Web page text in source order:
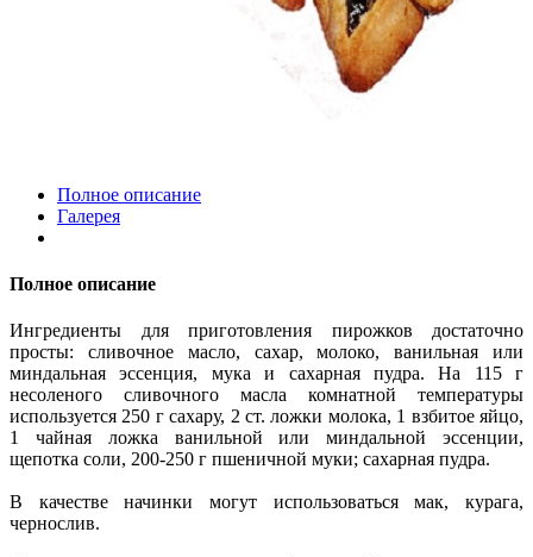
Полное описание
Галерея
Полное описание
Ингредиенты для приготовления пирожков достаточно
просты: сливочное масло, сахар, молоко, ванильная или
миндальная эссенция, мука и сахарная пудра. На 115 г
несоленого сливочного масла комнатной температуры
используется 250 г сахару, 2 ст. ложки молока, 1 взбитое яйцо,
1 чайная ложка ванильной или миндальной эссенции,
щепотка соли, 200-250 г пшеничной муки; сахарная пудра.
В качестве начинки могут использоваться мак, курага,
чернослив.